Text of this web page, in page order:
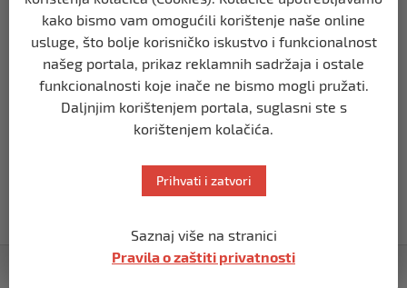
REGION
Koza ogrebala dijete u zoološkom vrtu,
roditelji zvali hitnu i policiju: “Došli su
uhapsiti kozu”
prije 10 mjeseci
Vučić dramatično: “Biće rata, Vojska
Srbije je spremna”
kako bismo vam omogućili korištenje naše online
usluge, što bolje korisničko iskustvo i funkcionalnost
našeg portala, prikaz reklamnih sadržaja i ostale
funkcionalnosti koje inače ne bismo mogli pružati.
Daljnjim korištenjem portala, suglasni ste s
korištenjem kolačića.
Prihvati i zatvori
Saznaj više na stranici
Pravila o zaštiti privatnosti